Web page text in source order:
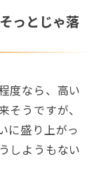
っとじゃ落
度なら、高い
うですが、
に盛り上がっ
しようもない